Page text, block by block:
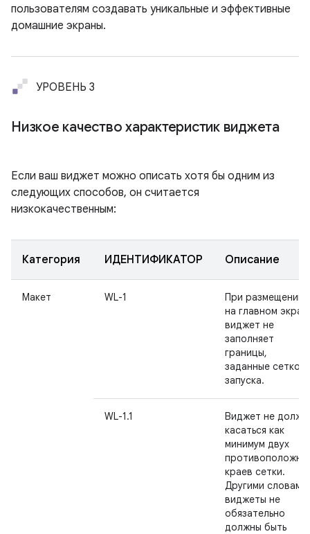
пользователям создавать уникальные и эффективные
домашние экраны.
УРОВЕНЬ 3
Низкое качество характеристик виджета
Если ваш виджет можно описать хотя бы одним из
следующих способов, он считается
низкокачественным:
Категория ИДЕНТИФИКАТОР Описание
Макет WL-1
При размещении
на главном
виджет не
заполняет
границы,
заданные сеткой
запуска.
WL-1.1
Виджет не
касаться как
минимум двух
краев сетки.
Другими словами,
виджеты не
обязательно
должны быть